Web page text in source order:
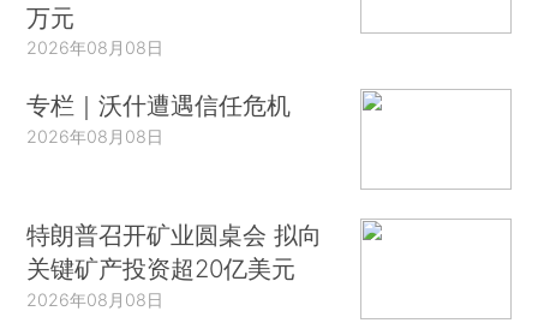
万元
2026年08月08日
专栏｜沃什遭遇信任危机
2026年08月08日
特朗普召开矿业圆桌会 拟向
关键矿产投资超20亿美元
2026年08月08日